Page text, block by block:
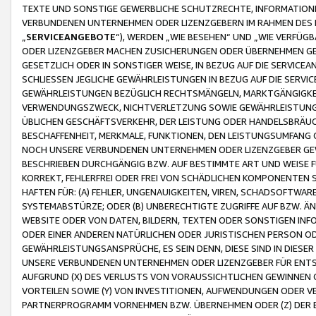
TEXTE UND SONSTIGE GEWERBLICHE SCHUTZRECHTE,
VERBUNDENEN UNTERNEHMEN ODER LIZENZGEBERN IM RAHMEN
SERVICEANGEBOTE“), WERDEN „WIE BESEHEN“ UND „WIE
ODER LIZENZGEBER MACHEN ZUSICHERUNGEN ODER ÜBERNEHMEN
GESETZLICH ODER IN SONSTIGER WEISE, IN BEZUG AUF DIE
SCHLIESSEN JEGLICHE GEWÄHRLEISTUNGEN IN BEZUG AUF DIE
GEWÄHRLEISTUNGEN BEZÜGLICH RECHTSMÄNGELN,
VERWENDUNGSZWECK, NICHTVERLETZUNG SOWIE
ÜBLICHEN GESCHÄFTSVERKEHR, DER LEISTUNG ODER
BESCHAFFENHEIT, MERKMALE, FUNKTIONEN, DEN
NOCH UNSERE VERBUNDENEN UNTERNEHMEN ODER LIZENZGEBER
BESCHRIEBEN DURCHGÄNGIG BZW. AUF BESTIMMTE ART UND
KORREKT, FEHLERFREI ODER FREI VON SCHÄDLICHEN
HAFTEN FÜR: (A) FEHLER, UNGENAUIGKEITEN, VIREN,
SYSTEMABSTÜRZE; ODER (B) UNBERECHTIGTE ZUGRIFFE AUF BZW.
WEBSITE ODER VON DATEN, BILDERN, TEXTEN ODER SONSTIGEN
ODER EINER ANDEREN NATÜRLICHEN ODER JURISTISCHEN PERSON
GEWÄHRLEISTUNGSANSPRÜCHE, ES SEIN DENN, DIESE SIND IN
UNSERE VERBUNDENEN UNTERNEHMEN ODER LIZENZGEBER FÜR
AUFGRUND (X) DES VERLUSTS VON VORAUSSICHTLICHEN
VORTEILEN SOWIE (Y) VON INVESTITIONEN, AUFWENDUNGEN ODER
PARTNERPROGRAMM VORNEHMEN BZW. ÜBERNEHMEN ODER (Z)